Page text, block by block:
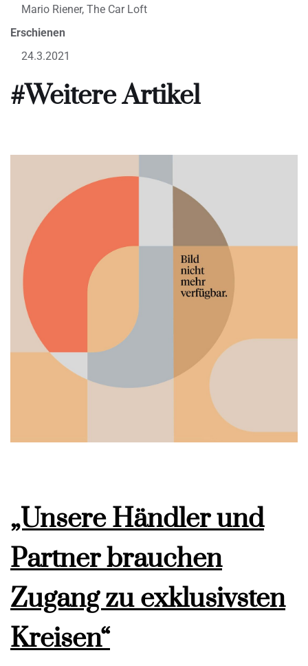
Mario Riener, The Car Loft
Erschienen
24.3.2021
#Weitere Artikel
„Unsere Händler und
Partner brauchen
Zugang zu exklusivsten
Kreisen“